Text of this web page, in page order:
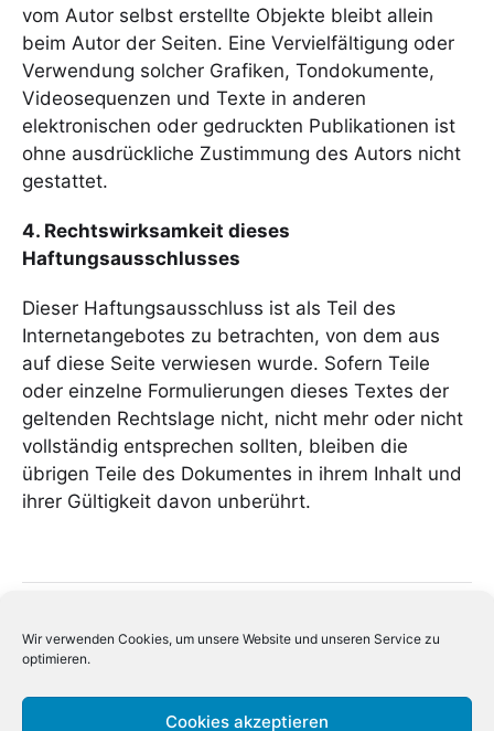
Wir verwenden Cookies, um unsere Website und unseren Service zu
optimieren.
Cookies akzeptieren
vom Autor selbst erstellte Objekte bleibt allein
beim Autor der Seiten. Eine Vervielfältigung oder
Verwendung solcher Grafiken, Tondokumente,
Videosequenzen und Texte in anderen
elektronischen oder gedruckten Publikationen ist
ohne ausdrückliche Zustimmung des Autors nicht
gestattet.
4. Rechtswirksamkeit dieses
Haftungsausschlusses
Dieser Haftungsausschluss ist als Teil des
Internetangebotes zu betrachten, von dem aus
auf diese Seite verwiesen wurde. Sofern Teile
oder einzelne Formulierungen dieses Textes der
geltenden Rechtslage nicht, nicht mehr oder nicht
vollständig entsprechen sollten, bleiben die
übrigen Teile des Dokumentes in ihrem Inhalt und
ihrer Gültigkeit davon unberührt.
Impressum
Haftungsausschluss